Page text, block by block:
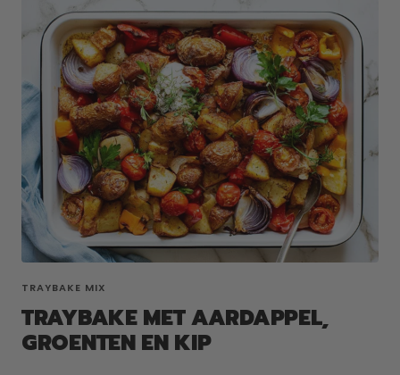
TRAYBAKE MIX
TRAYBAKE MET AARDAPPEL,
GROENTEN EN KIP